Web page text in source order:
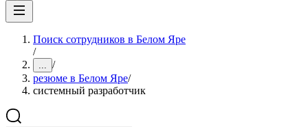
Поиск сотрудников в Белом Яре
/
... /
резюме в Белом Яре/
системный разработчик